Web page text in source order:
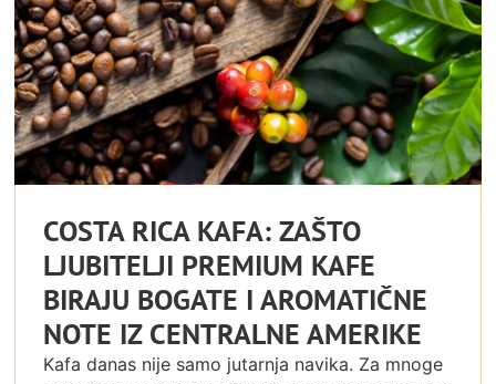
COSTA RICA KAFA: ZAŠTO
LJUBITELJI PREMIUM KAFE
BIRAJU BOGATE I AROMATIČNE
NOTE IZ CENTRALNE AMERIKE
Kafa danas nije samo jutarnja navika. Za mnoge